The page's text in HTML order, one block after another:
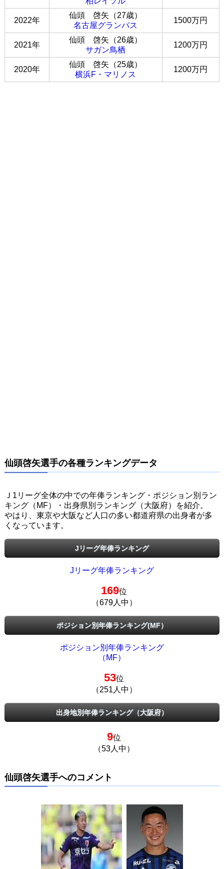
2022年
仙頭 啓矢（27歳）
名古屋グランパス
1500万円
2021年
仙頭 啓矢（26歳）
サガン鳥栖
1200万円
2020年
仙頭 啓矢（25歳）
横浜F・マリノス
1200万円
仙頭啓矢選手の各種ランキングデータ
Ｊ1リーグ全体の中での年俸ランキング・ポジション別ラン
キング（MF）・出身県別ランキング（大阪府）を紹介。
やはり、東京や大阪など人口の多い都道府県の出身者が多
くなっています。
Jリーグ年俸ランキング
Jリーグ年俸ランキング
169位
（679人中）
ポジション別年俸ランキング(MF）
ポジション別年俸ランキング
（MF）
53位
（251人中）
出身地別年俸ランキング（大阪府）
9位
（53人中）
仙頭啓矢選手へのコメント